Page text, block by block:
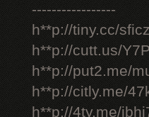
-----------------
h**p://tiny.cc/
h**p://cutt.us/
h**p://put2.me/
h**p://citly.me/
h**p://4ty.me/